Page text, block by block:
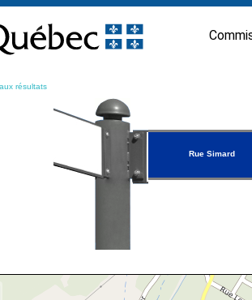
résultats
Rue Simard